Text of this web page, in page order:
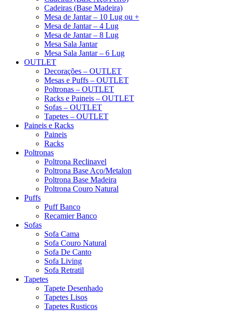
Cadeiras (Base Madeira)
Mesa de Jantar – 10 Lug ou +
Mesa de Jantar – 4 Lug
Mesa de Jantar – 8 Lug
Mesa Sala Jantar
Mesa Sala Jantar – 6 Lug
OUTLET
Decorações – OUTLET
Mesas e Puffs – OUTLET
Poltronas – OUTLET
Racks e Paineis – OUTLET
Sofas – OUTLET
Tapetes – OUTLET
Paineis e Racks
Paineis
Racks
Poltronas
Poltrona Reclinavel
Poltrona Base Aço/Metalon
Poltrona Base Madeira
Poltrona Couro Natural
Puffs
Puff Banco
Recamier Banco
Sofas
Sofa Cama
Sofa Couro Natural
Sofa De Canto
Sofa Living
Sofa Retratil
Tapetes
Tapete Desenhado
Tapetes Lisos
Tapetes Rusticos